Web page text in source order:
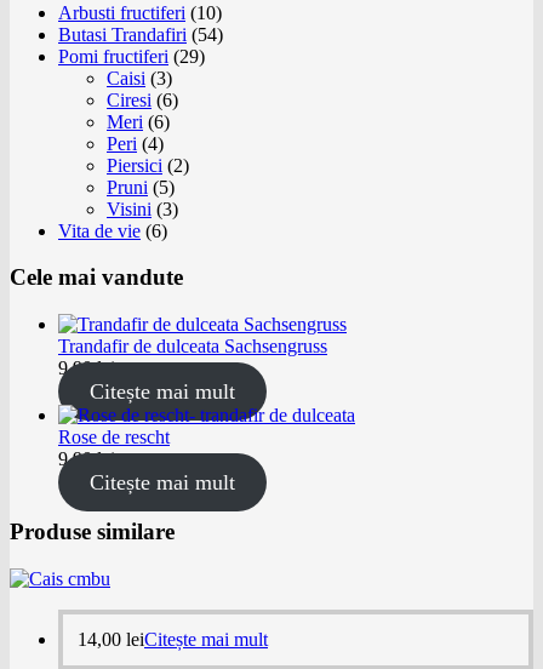
Arbusti fructiferi (10)
Butasi Trandafiri (54)
Pomi fructiferi (29)
Caisi (3)
Ciresi (6)
Meri (6)
Peri (4)
Piersici (2)
Pruni (5)
Visini (3)
Vita de vie (6)
Cele mai vandute
Trandafir de dulceata Sachsengruss
9,90lei
Citește mai mult
Rose de rescht
9,90lei
Citește mai mult
Produse similare
14,00 leiCitește mai mult